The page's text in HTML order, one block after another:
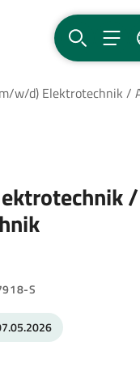
SUCHE
w/d) Elektrotechnik /
/
S